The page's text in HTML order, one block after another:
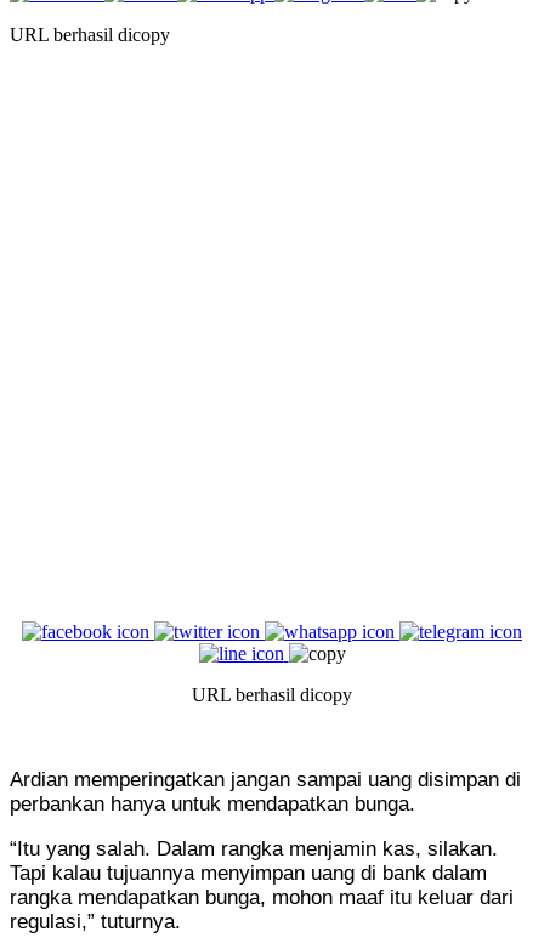
URL berhasil dicopy
URL berhasil dicopy
Ardian memperingatkan jangan sampai uang disimpan di
perbankan hanya untuk mendapatkan bunga.
“Itu yang salah. Dalam rangka menjamin kas, silakan.
Tapi kalau tujuannya menyimpan uang di bank dalam
rangka mendapatkan bunga, mohon maaf itu keluar dari
regulasi,” tuturnya.